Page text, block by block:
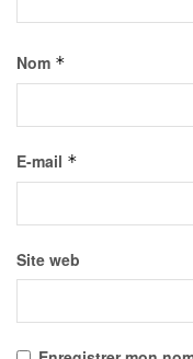
Nom *
E-mail *
Site web